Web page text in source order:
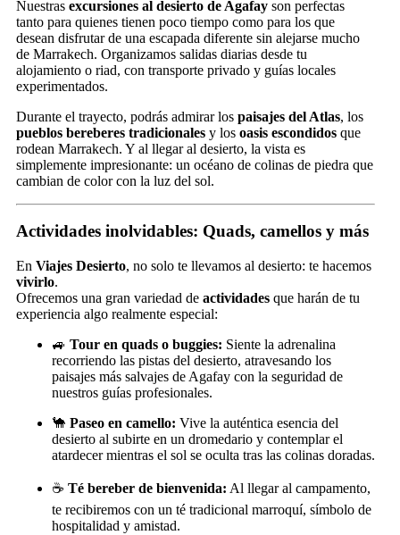
Nuestras excursiones al desierto de Agafay son perfectas
tanto para quienes tienen poco tiempo como para los que
desean disfrutar de una escapada diferente sin alejarse mucho
de Marrakech. Organizamos salidas diarias desde tu
alojamiento o riad, con transporte privado y guías locales
experimentados.
Durante el trayecto, podrás admirar los paisajes del Atlas, los
pueblos bereberes tradicionales y los oasis escondidos que
rodean Marrakech. Y al llegar al desierto, la vista es
simplemente impresionante: un océano de colinas de piedra que
cambian de color con la luz del sol.
Actividades inolvidables: Quads, camellos y más
En Viajes Desierto, no solo te llevamos al desierto: te hacemos
vivirlo.
Ofrecemos una gran variedad de actividades que harán de tu
experiencia algo realmente especial:
🚙 Tour en quads o buggies: Siente la adrenalina
recorriendo las pistas del desierto, atravesando los
paisajes más salvajes de Agafay con la seguridad de
nuestros guías profesionales.
🐪 Paseo en camello: Vive la auténtica esencia del
desierto al subirte en un dromedario y contemplar el
atardecer mientras el sol se oculta tras las colinas doradas.
☕ Té bereber de bienvenida: Al llegar al campamento,
te recibiremos con un té tradicional marroquí, símbolo de
hospitalidad y amistad.